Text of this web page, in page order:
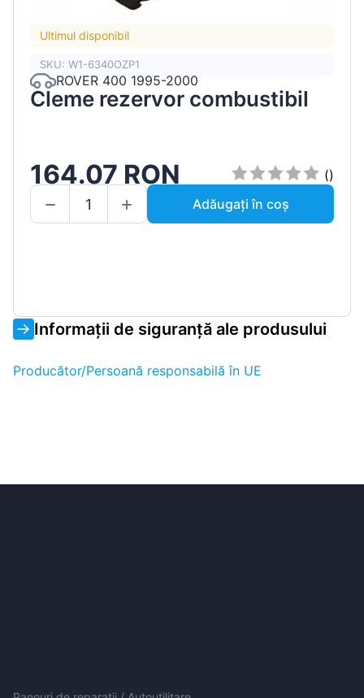
Ultimul disponibil
SKU: W1-6340OZP1
ROVER 400 1995-2000
Cleme rezervor combustibil
164.07 RON
()
Adăugați în coș
Informații de siguranță ale produsului
Producător/Persoană responsabilă în UE